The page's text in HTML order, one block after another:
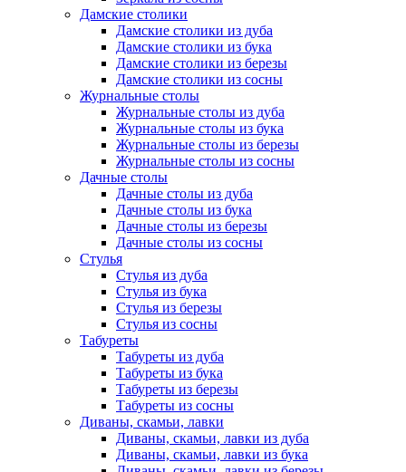
Дамские столики
Дамские столики из дуба
Дамские столики из бука
Дамские столики из березы
Дамские столики из сосны
Журнальные столы
Журнальные столы из дуба
Журнальные столы из бука
Журнальные столы из березы
Журнальные столы из сосны
Дачные столы
Дачные столы из дуба
Дачные столы из бука
Дачные столы из березы
Дачные столы из сосны
Стулья
Стулья из дуба
Стулья из бука
Стулья из березы
Стулья из сосны
Табуреты
Табуреты из дуба
Табуреты из бука
Табуреты из березы
Табуреты из сосны
Диваны, скамьи, лавки
Диваны, скамьи, лавки из дуба
Диваны, скамьи, лавки из бука